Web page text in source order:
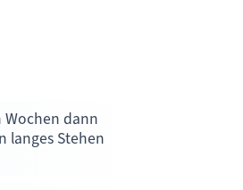
Wochen dann
langes Stehen